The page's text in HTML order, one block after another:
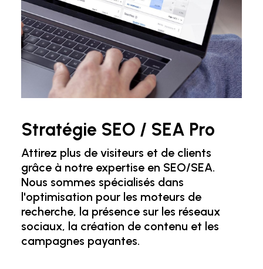
Stratégie SEO / SEA Pro
Attirez plus de visiteurs et de clients
grâce à notre expertise en SEO/SEA.
Nous sommes spécialisés dans
l'optimisation pour les moteurs de
recherche, la présence sur les réseaux
sociaux, la création de contenu et les
campagnes payantes.